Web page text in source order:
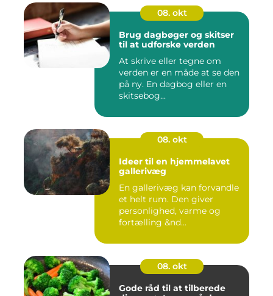
08. okt
Brug dagbøger og skitser
til at udforske verden
At skrive eller tegne om
verden er en måde at se den
på ny. En dagbog eller en
skitsebog...
08. okt
Ideer til en hjemmelavet
gallerivæg
En gallerivæg kan forvandle
et helt rum. Den giver
personlighed, varme og
fortælling &nd...
08. okt
Gode råd til at tilberede